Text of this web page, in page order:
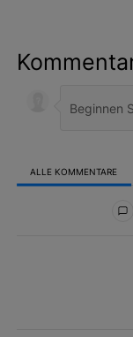
ALLE KOMMENTARE